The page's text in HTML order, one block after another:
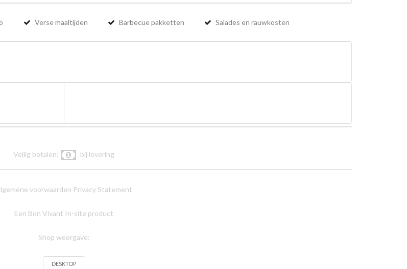
Verse maaltijden Barbecue pakketten Salades en rauwkosten
Veilig betalen: bij levering
voorwaarden Privacy Statement
Een Bon Vivant In-site product
Shop weergave:
DESKTOP